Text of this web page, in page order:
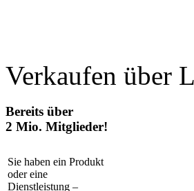
Verkaufen über
Bereits über
2 Mio. Mitglieder!
Sie haben ein Produkt
oder eine
Dienstleistung –